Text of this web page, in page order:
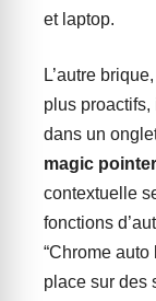
et laptop.
L’autre
plus proactifs,
dans un
magic pointer
contextuelle
fonctions
“Chrome auto
place sur des